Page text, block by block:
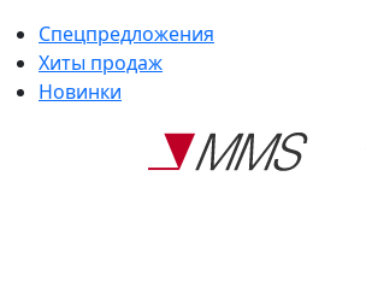
Спецпредложения
Хиты продаж
Новинки